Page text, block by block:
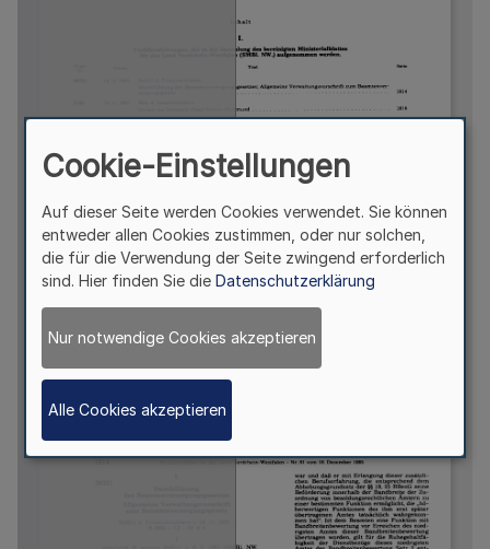
Cookie-Einstellungen
Auf dieser Seite werden Cookies verwendet. Sie können
entweder allen Cookies zustimmen, oder nur solchen,
die für die Verwendung der Seite zwingend erforderlich
sind. Hier finden Sie die Datenschutzerklärung
Nur notwendige Cookies akzeptieren
Alle Cookies akzeptieren